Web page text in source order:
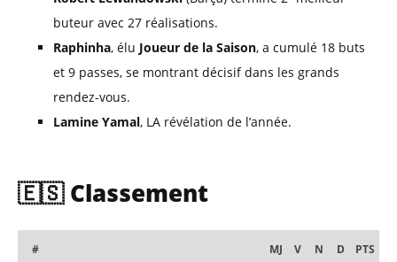
buteur avec 27 réalisations.
Raphinha, élu Joueur de la Saison, a cumulé 18 buts
et 9 passes, se montrant décisif dans les grands
rendez-vous.
Lamine Yamal, LA révélation de l’année.
🇪🇸 Classement
# MJ V N D PTS